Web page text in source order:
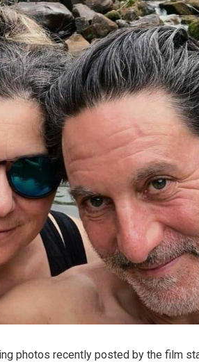
photos recently posted by the film